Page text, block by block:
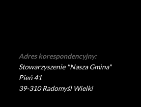
Adres korespondencyjny:
Stowarzyszenie "Nasza Gmina"
Pień 41
39-310 Radomyśl Wielki